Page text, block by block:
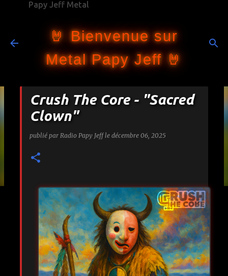
Papy Jeff Metal
🤘 Bienvenue sur
Metal Papy Jeff 🤘
Crush The Core - "Sacred
Clown"
publié par Radio Papy Jeff le décembre 06, 2025